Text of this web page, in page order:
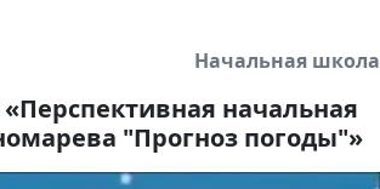
Начальная школа
начальная
"Прогноз погоды"»